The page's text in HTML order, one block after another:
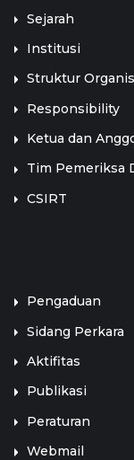
Sejarah
Institusi
Struktur
Responsibility
Ketua dan
Tim Pemeriksa
CSIRT
Pengaduan
Sidang Perkara
Aktifitas
Publikasi
Peraturan
Webmail